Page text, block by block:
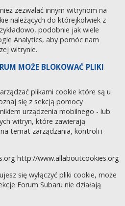
zezwalać innym witrynom na
należących do którejkolwiek z
podobnie jak wiele
Analytics, aby pomóc nam
witrynie.
MOŻE BLOKOWAĆ PLIKI
plikami cookie które są u
się z sekcją pomocy
urządzenia mobilnego - lub
witryn, które zawierają
temat zarządzania, kontroli i
http://www.allaboutcookies.org
się wyłączyć pliki cookie, może
Forum Subaru nie działają